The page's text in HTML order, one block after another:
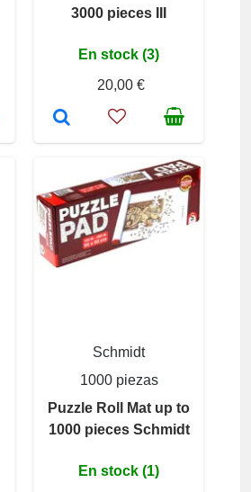
3000 pieces III
En stock (3)
20,00 €
Schmidt
1000 piezas
Puzzle Roll Mat up to
1000 pieces Schmidt
En stock (1)